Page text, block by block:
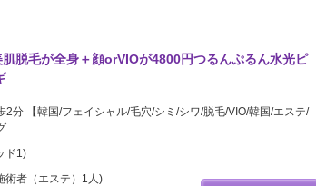
脱毛が全身＋顔orVIOが4800円つるんぷるん水光ピ
2分 【韓国/フェイシャル/毛穴/シミ/シワ/脱毛/VIO/韓国/エステ/
ド1)
術者（エステ）1人)